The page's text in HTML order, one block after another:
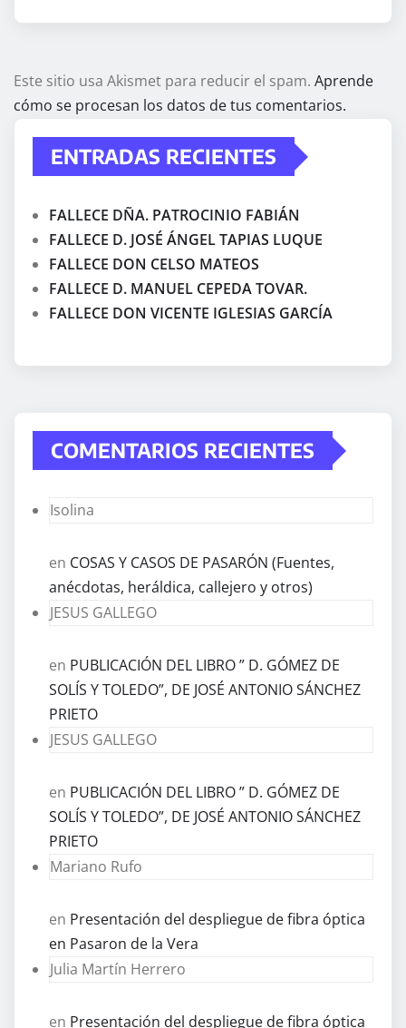
Este sitio usa Akismet para reducir el spam. Aprende
cómo se procesan los datos de tus comentarios.
ENTRADAS RECIENTES
FALLECE DÑA. PATROCINIO FABIÁN
FALLECE D. JOSÉ ÁNGEL TAPIAS LUQUE
FALLECE DON CELSO MATEOS
FALLECE D. MANUEL CEPEDA TOVAR.
FALLECE DON VICENTE IGLESIAS GARCÍA
COMENTARIOS RECIENTES
Isolina
en COSAS Y CASOS DE PASARÓN (Fuentes,
anécdotas, heráldica, callejero y otros)
JESUS GALLEGO
en PUBLICACIÓN DEL LIBRO ” D. GÓMEZ DE
SOLÍS Y TOLEDO”, DE JOSÉ ANTONIO SÁNCHEZ
PRIETO
JESUS GALLEGO
en PUBLICACIÓN DEL LIBRO ” D. GÓMEZ DE
SOLÍS Y TOLEDO”, DE JOSÉ ANTONIO SÁNCHEZ
PRIETO
Mariano Rufo
en Presentación del despliegue de fibra óptica
en Pasaron de la Vera
Julia Martín Herrero
en Presentación del despliegue de fibra óptica